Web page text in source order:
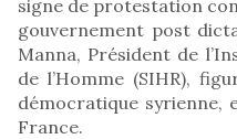
signe de protestation
gouvernement post
Manna, Président de
de l’Homme (SIHR),
démocratique
France.